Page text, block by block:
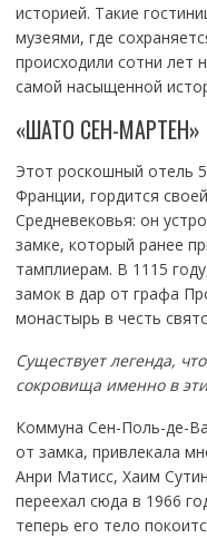
историей. Такие
музеями, где
происходили сотни лет
самой насыщенной
«ШАТО СЕН-
Этот роскошный отель
Франции, гордится
Средневековья: он
замке, который ранее
тамплиерам. В 1115
замок в дар от графа
монастырь в честь
Существует легенда,
сокровища именно в
Коммуна Сен-Поль-де-
от замка, привлекала
Анри Матисс, Хаим
переехал сюда в 1966
теперь его тело